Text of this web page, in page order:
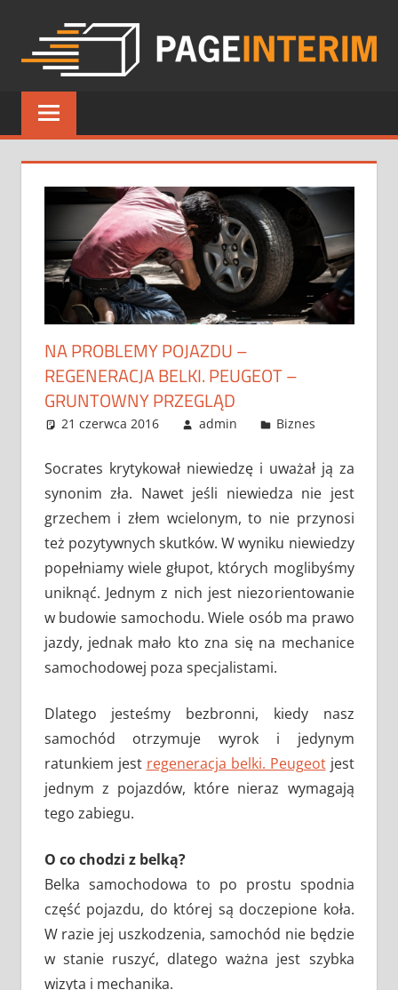
content
INTERIM
NA PROBLEMY POJAZDU –
REGENERACJA BELKI. PEUGEOT –
GRUNTOWNY PRZEGLĄD
21 czerwca 2016 admin Biznes
Socrates krytykował niewiedzę i uważał ją za
synonim zła. Nawet jeśli niewiedza nie jest
grzechem i złem wcielonym, to nie przynosi
też pozytywnych skutków. W wyniku niewiedzy
popełniamy wiele głupot, których moglibyśmy
uniknąć. Jednym z nich jest niezorientowanie
w budowie samochodu. Wiele osób ma prawo
jazdy, jednak mało kto zna się na mechanice
samochodowej poza specjalistami.
Dlatego jesteśmy bezbronni, kiedy nasz
samochód otrzymuje wyrok i jedynym
ratunkiem jest regeneracja belki. Peugeotjest
jednym z pojazdów, które nieraz wymagają
tego zabiegu.
O co chodzi z belką?
Belka samochodowa to po prostu spodnia
część pojazdu, do której są doczepione koła.
W razie jej uszkodzenia, samochód nie będzie
w stanie ruszyć, dlatego ważna jest szybka
wizyta i mechanika.